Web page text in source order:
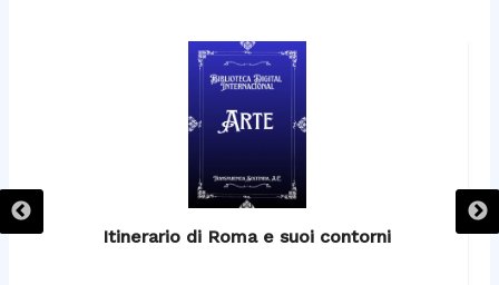
Itinerario di Roma e suoi contorni